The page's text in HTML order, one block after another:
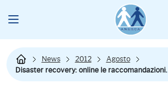
News 2012
Agosto
Disaster recovery: online le raccomandazioni.